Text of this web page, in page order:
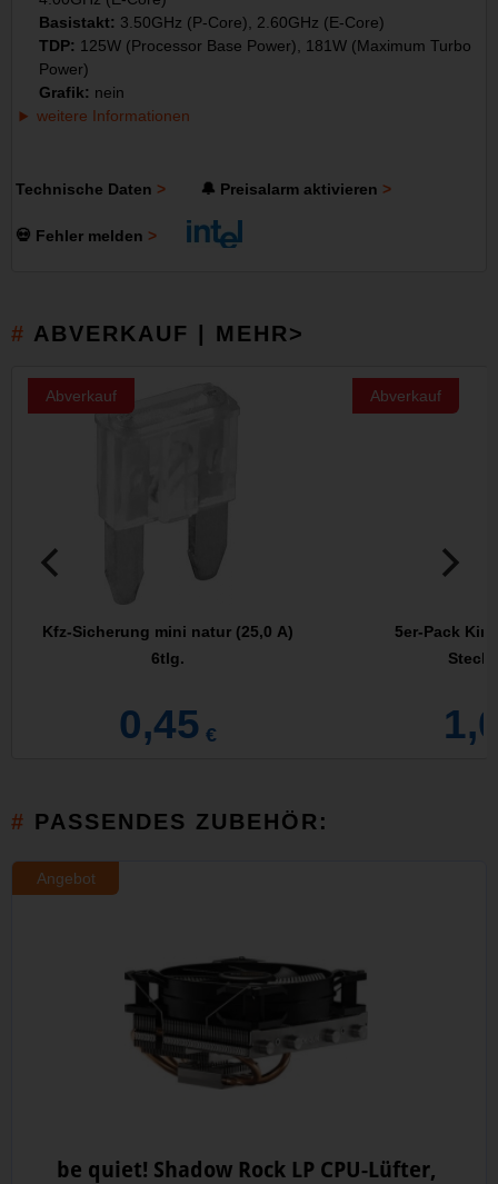
Basistakt: 3.50GHz (P-Core), 2.60GHz (E-Core)
TDP: 125W (Processor Base Power), 181W (Maximum Turbo
Power)
Grafik: nein
weitere Informationen
Technische Daten 🔔 Preisalarm aktivieren
💀 Fehler melden
ABVERKAUF | MEHR>
Abverkauf
Kfz-Sicherung mini natur (25,0 A)
6tlg.
0,45 €
Abverkauf
5er-Pack
PASSENDES ZUBEHÖR:
Angebot
be quiet! Shadow Rock LP CPU-Lüfter,